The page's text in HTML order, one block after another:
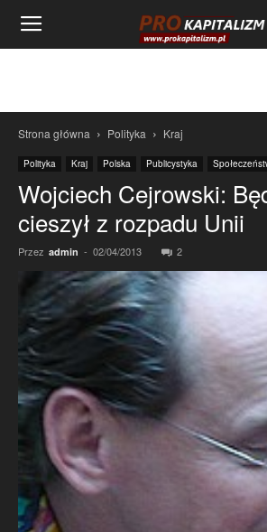
Strona główna Polityka Kraj
Polityka Kraj Polska Publicystyka
Wojciech Cejrowski:
cieszył z rozpadu Unii
Przez admin - 02/04/2013 2